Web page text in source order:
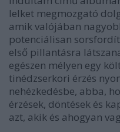
lelket megmozgató
amik valójában
potenciálisan
első pillantásra
egészen mélyen egy
tinédzserkori érzés
nehézkedésbe, abba,
érzések, döntések és
azt, akik és ahogyan